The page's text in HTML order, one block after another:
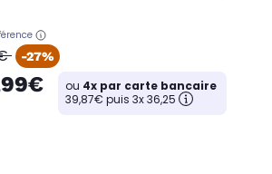
-27%
ou 4x par carte bancaire
39,87€ puis 3x 36,25